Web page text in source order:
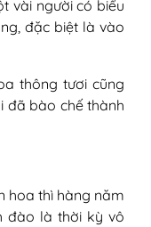
vài người có biểu
đặc biệt là vào
thông tươi cũng
đã bào chế thành
hoa thì hàng năm
đào là thời kỳ vô